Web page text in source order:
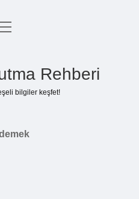
Rehberi
bilgiler keşfet!